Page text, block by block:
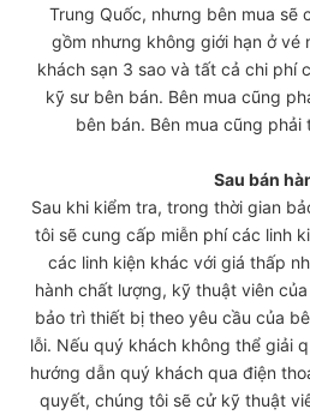
Trung Quốc, nhưng bên mua sẽ
gồm nhưng không giới hạn ở vé
khách sạn 3 sao và tất cả chi phí
kỹ sư bên bán. Bên mua cũng
bên bán. Bên mua cũng
Sau bán
Sau khi kiểm tra, trong thời gian
tôi sẽ cung cấp miễn phí các linh
các linh kiện khác với giá thấp
hành chất lượng, kỹ thuật viên
bảo trì thiết bị theo yêu cầu của
lỗi. Nếu quý khách không thể giải
hướng dẫn quý khách qua điện
quyết, chúng tôi sẽ cử kỹ thuật